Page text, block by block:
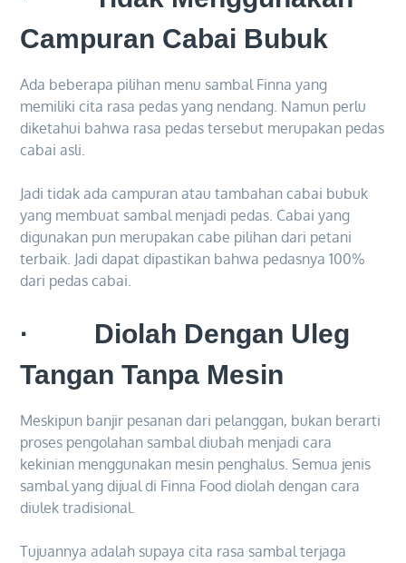
Campuran Cabai Bubuk
Ada beberapa pilihan menu sambal Finna yang
memiliki cita rasa pedas yang nendang. Namun perlu
diketahui bahwa rasa pedas tersebut merupakan pedas
cabai asli.
Jadi tidak ada campuran atau tambahan cabai bubuk
yang membuat sambal menjadi pedas. Cabai yang
digunakan pun merupakan cabe pilihan dari petani
terbaik. Jadi dapat dipastikan bahwa pedasnya 100%
dari pedas cabai.
· Diolah Dengan Uleg
Tangan Tanpa Mesin
Meskipun banjir pesanan dari pelanggan, bukan berarti
proses pengolahan sambal diubah menjadi cara
kekinian menggunakan mesin penghalus. Semua jenis
sambal yang dijual di Finna Food diolah dengan cara
diulek tradisional.
Tujuannya adalah supaya cita rasa sambal terjaga